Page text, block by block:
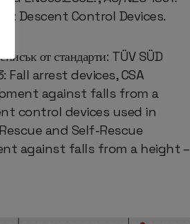
Descent Control Devices.
от стандарти: TÜV SÜD
arrest devices, CSA
against falls from a
control devices used in
and Self-Rescue
against falls from a height –